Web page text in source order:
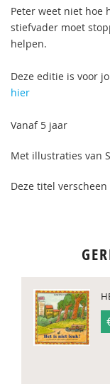
Peter weet niet hoe
stiefvader moet
helpen.
Deze editie is voor
hier
Vanaf 5 jaar
Met illustraties van
Deze titel